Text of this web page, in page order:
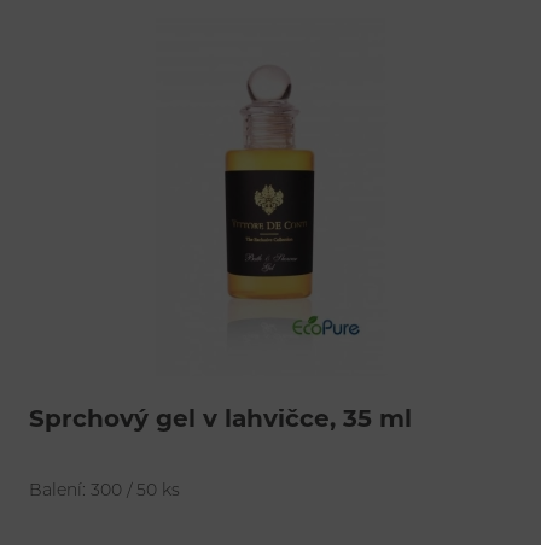
Sprchový gel v lahvičce, 35 ml
Balení: 300 / 50 ks